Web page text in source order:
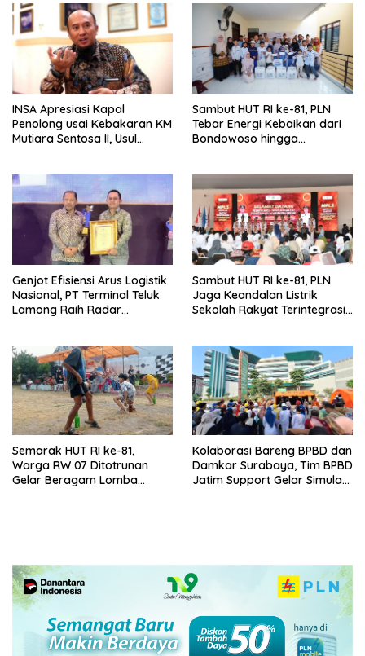
INSA Apresiasi Kapal
Penolong usai Kebakaran KM
Mutiara Sentosa II, Usul
Sambut HUT RI ke-81, PLN
Tebar Energi Kebaikan dari
Bondowoso hingga
Genjot Efisiensi Arus Logistik
Nasional, PT Terminal Teluk
Lamong Raih Radar
Sambut HUT RI ke-81, PLN
Jaga Keandalan Listrik
Sekolah Rakyat Terintegrasi 1
Semarak HUT RI ke-81,
Warga RW 07 Ditotrunan
Gelar Beragam Lomba
Kolaborasi Bareng BPBD dan
Damkar Surabaya, Tim BPBD
Jatim Support Gelar Simulasi